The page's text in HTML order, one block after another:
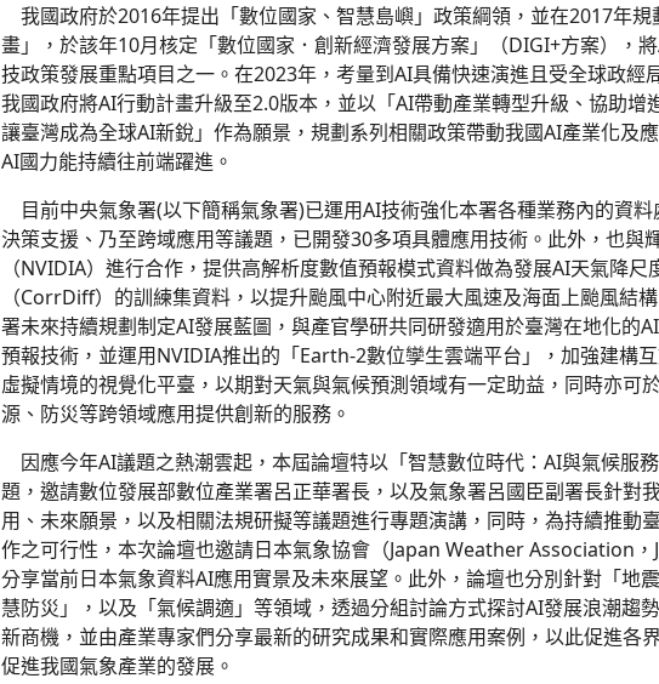
我國政府於2016年提出「數位國家、智慧島嶼」政策綱領，並在2017年規
畫」，於該年10月核定「數位國家．創新經濟發展方案」（DIGI+方案），
技政策發展重點項目之一。在2023年，考量到AI具備快速演進且受全球政經
我國政府將AI行動計畫升級至2.0版本，並以「AI帶動產業轉型升級、協助增
讓臺灣成為全球AI新銳」作為願景，規劃系列相關政策帶動我國AI產業化及
AI國力能持續往前端躍進。
目前中央氣象署(以下簡稱氣象署)已運用AI技術強化本署各種業務內的資料
決策支援、乃至跨域應用等議題，已開發30多項具體應用技術。此外，也與
（NVIDIA）進行合作，提供高解析度數值預報模式資料做為發展AI天氣降尺
（CorrDiff）的訓練集資料，以提升颱風中心附近最大風速及海面上颱風結
署未來持續規劃制定AI發展藍圖，與產官學研共同研發適用於臺灣在地化的
預報技術，並運用NVIDIA推出的「Earth-2數位孿生雲端平台」，加強建構
虛擬情境的視覺化平臺，以期對天氣與氣候預測領域有一定助益，同時亦可
源、防災等跨領域應用提供創新的服務。
因應今年AI議題之熱潮雲起，本屆論壇特以「智慧數位時代：AI與氣候服
題，邀請數位發展部數位產業署呂正華署長，以及氣象署呂國臣副署長針對
用、未來願景，以及相關法規研擬等議題進行專題演講，同時，為持續推動
作之可行性，本次論壇也邀請日本氣象協會（Japan Weather Association，
分享當前日本氣象資料AI應用實景及未來展望。此外，論壇也分別針對「地
慧防災」，以及「氣候調適」等領域，透過分組討論方式探討AI發展浪潮趨
新商機，並由產業專家們分享最新的研究成果和實際應用案例，以此促進各
促進我國氣象產業的發展。